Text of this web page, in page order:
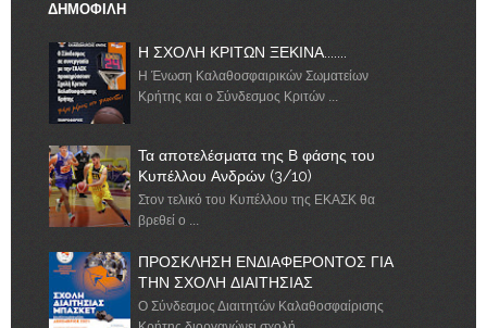
ΔΗΜΟΦΙΛΗ
Η ΣΧΟΛΗ ΚΡΙΤΩΝ ΞΕΚΙΝΑ.......
Η Ένωση Καλαθοσφαιρικών Σωματείων
Κρήτης και ο Σύνδεσμος Κριτών ...
Τα αποτελέσματα της Β φάσης του
Κυπέλλου Ανδρών (3/10)
Στον τελικό του Κυπέλλου της ΕΚΑΣΚ θα
βρεθεί ο ...
ΠΡΟΣΚΛΗΣΗ ΕΝΔΙΑΦΕΡΟΝΤΟΣ ΓΙΑ
ΤΗΝ ΣΧΟΛΗ ΔΙΑΙΤΗΣΙΑΣ
Ο Σύνδεσμος Διαιτητών Καλαθοσφαίρισης